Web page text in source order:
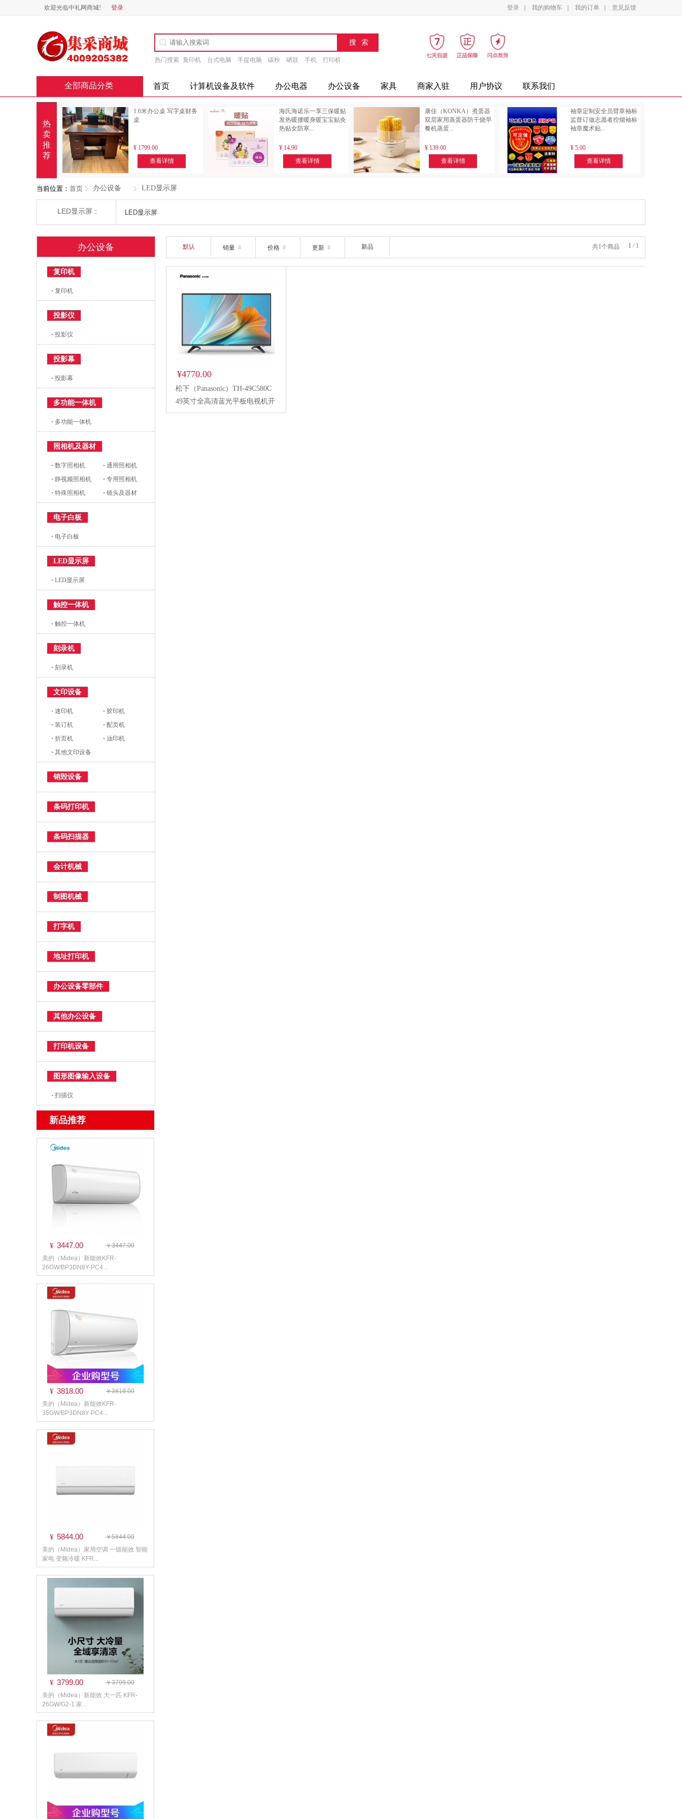
欢迎光临中礼网商城! 登录 登录 我的购物车 我的订单 意见反馈
热门搜索 复印机 台式电脑 手提电脑 碳粉 硒鼓 手机 打印机 办公设备 摄影设备 家电 办公家具
全部商品分类 首页 计算机设备及软件 办公电器 办公设备 家具 商家入驻 用户协议 联系我们
热
卖
推
荐
1.6米办公桌 写字桌财务
桌
¥ 1799.00
查看详情
海氏海诺乐一享三保暖贴
发热暖腰暖身暖宝宝贴灸
热贴女防寒...
¥ 14.90
查看详情
康佳（KONKA）煮蛋器
双层家用蒸蛋器防干烧早
餐机蒸蛋...
¥ 139.00
查看详情
袖章定制安全员臂章袖标
监督订做志愿者控烟袖标
袖章魔术贴...
¥ 5.00
查看详情
当前位置： 首页 办公设备 LED显示屏
LED显示屏： LED显示屏
办公设备
复印机
·复印机
投影仪
·投影仪
投影幕
·投影幕
多功能一体机
· 多功能一体机
照相机及器材
·数字照相机 ·通用照相机
·静视频照相机 ·专用照相机
·特殊照相机 ·镜头及器材
电子白板
· 电子白板
LED显示屏
·LED显示屏
触控一体机
·触控一体机
刻录机
·刻录机
文印设备
·速印机 · 胶印机
·装订机 · 配页机
·折页机 ·油印机
·其他文印设备
销毁设备
条码打印机
条码扫描器
会计机械
制图机械
打字机
地址打印机
办公设备零部件
其他办公设备
打印机设备
图形图像输入设备
·扫描仪
新品推荐
¥ 3447.00
￥3447.00
美的（Midea）新能效KFR-
26GW/BP3DN8Y-PC4...
¥ 3818.00
￥3818.00
美的（Midea）新能效KFR-
35GW/BP3DN8Y-PC4...
¥ 5844.00
￥5844.00
美的（Midea）家用空调 一级能效 智能
家电 变频冷暖 KFR...
¥ 3799.00
￥3799.00
美的（Midea）新能效 大一匹 KFR-
26GW/G2-1 家...
默认 销量 价格 更新 新品 共1个商品 1 / 1
¥4770.00
松下（Panasonic）TH-49C580C
49英寸全高清蓝光平板电视机开
机无广告 非智能网络 普通电视